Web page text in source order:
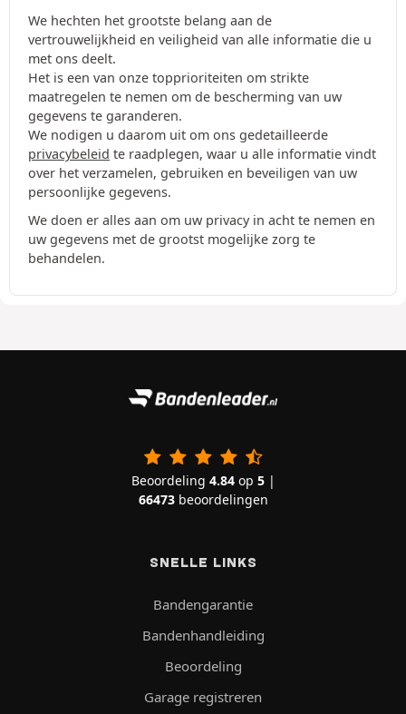
We hechten het grootste belang aan de
vertrouwelijkheid en veiligheid van alle informatie die u
met ons deelt.
Het is een van onze topprioriteiten om strikte
maatregelen te nemen om de bescherming van uw
gegevens te garanderen.
We nodigen u daarom uit om ons gedetailleerde
privacybeleid te raadplegen, waar u alle informatie vindt
over het verzamelen, gebruiken en beveiligen van uw
persoonlijke gegevens.
We doen er alles aan om uw privacy in acht te nemen en
uw gegevens met de grootst mogelijke zorg te
behandelen.
Beoordeling 4.84op 5|
66473beoordelingen
SNELLE LINKS
Bandengarantie
Bandenhandleiding
Beoordeling
Garage registreren